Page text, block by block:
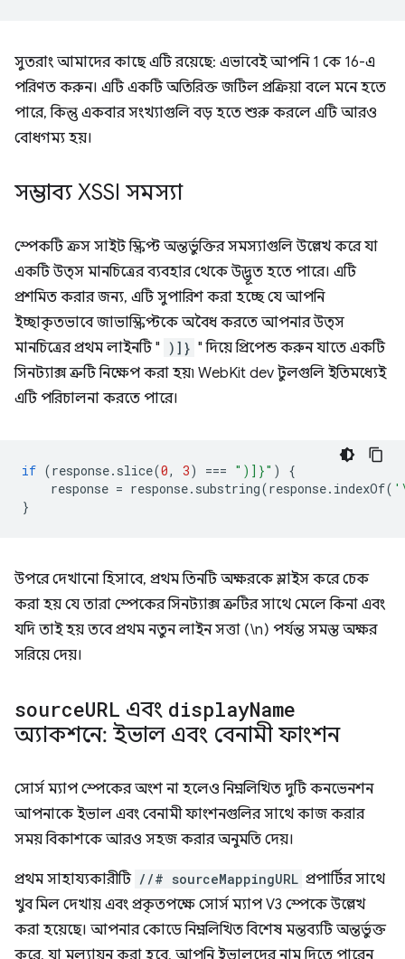
সুতরাং আমাদের কাছে এটি রয়েছে: এভাবেই আপনি 1 কে 16-এ
পরিণত করুন। এটি একটি অতিরিক্ত জটিল প্রক্রিয়া বলে মনে হতে
পারে, কিন্তু একবার সংখ্যাগুলি বড় হতে শুরু করলে এটি আরও
বোধগম্য হয়।
সম্ভাব্য XSSI সমস্যা
স্পেকটি ক্রস সাইট স্ক্রিপ্ট অন্তর্ভুক্তির সমস্যাগুলি উল্লেখ করে যা
একটি উত্স মানচিত্রের ব্যবহার থেকে উদ্ভূত হতে পারে। এটি
প্রশমিত করার জন্য, এটি সুপারিশ করা হচ্ছে যে আপনি
ইচ্ছাকৃতভাবে জাভাস্ক্রিপ্টকে অবৈধ করতে আপনার উত্স
মানচিত্রের প্রথম লাইনটি "
)]} " দিয়ে প্রিপেন্ড করুন যাতে একটি
সিনট্যাক্স ত্রুটি নিক্ষেপ করা হয়৷ WebKit dev টুলগুলি ইতিমধ্যেই
এটি পরিচালনা করতে পারে।
if (response. slice(0, 3) === ")]}" )
{
response = response. substring(response. indexOf(
}
উপরে দেখানো হিসাবে, প্রথম তিনটি অক্ষরকে স্লাইস করে চেক
করা হয় যে তারা স্পেকের সিনট্যাক্স ত্রুটির সাথে মেলে কিনা এবং
যদি তাই হয় তবে প্রথম নতুন লাইন সত্তা (\n) পর্যন্ত সমস্ত অক্ষর
সরিয়ে দেয়।
sourceURL এবং displayName
অ্যাকশনে: ইভাল এবং বেনামী ফাংশন
সোর্স ম্যাপ স্পেকের অংশ না হলেও নিম্নলিখিত দুটি কনভেনশন
আপনাকে ইভাল এবং বেনামী ফাংশনগুলির সাথে কাজ করার
সময় বিকাশকে আরও সহজ করার অনুমতি দেয়।
প্রথম সাহায্যকারীটি //# sourceMappingURL প্রপার্টির সাথে
খুব মিল দেখায় এবং প্রকৃতপক্ষে সোর্স ম্যাপ V3 স্পেকে উল্লেখ
করা হয়েছে। আপনার কোডে নিম্নলিখিত বিশেষ মন্তব্যটি অন্তর্ভুক্ত